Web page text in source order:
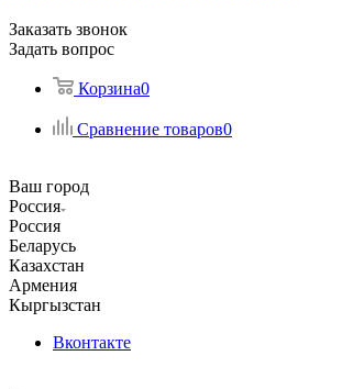
Заказать звонок
Задать вопрос
Корзина0
Сравнение товаров0
Ваш город
Россия
Россия
Беларусь
Казахстан
Армения
Кыргызстан
Вконтакте